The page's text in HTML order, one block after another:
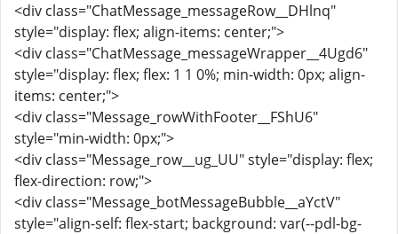
<div class="ChatMessage_messageRow__DHlnq"
style="display: flex; align-items: center;">
<div class="ChatMessage_messageWrapper__4Ugd6"
style="display: flex; flex: 1 1 0%; min-width: 0px; align-
items: center;">
<div class="Message_rowWithFooter__FShU6"
style="min-width: 0px;">
<div class="Message_row__ug_UU" style="display: flex;
flex-direction: row;">
<div class="Message_botMessageBubble__aYctV"
style="align-self: flex-start; background: var(--pdl-bg-